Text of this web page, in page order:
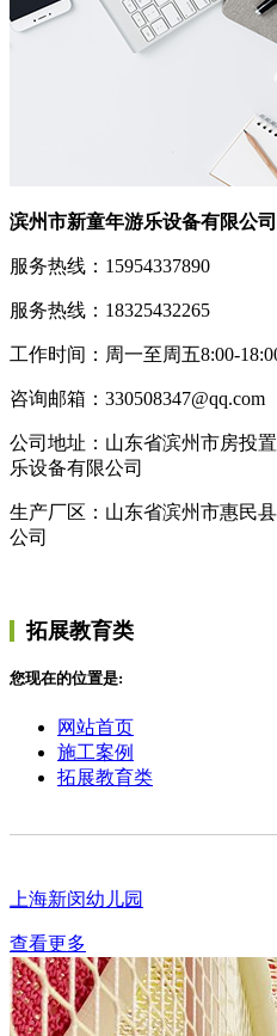
滨州市新童年游乐设备有限公司
服务热线：15954337890
服务热线：18325432265
工作时间：周一至周五8:00-
咨询邮箱：330508347@qq.com
公司地址：山东省滨州市房投
乐设备有限公司
生产厂区：山东省滨州市惠民
公司
拓展教育类
您现在的位置是:
网站首页
施工案例
拓展教育类
上海新闵幼儿园
查看更多